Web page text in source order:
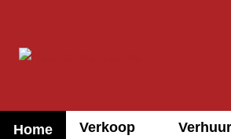
Home Verkoop Verhuur